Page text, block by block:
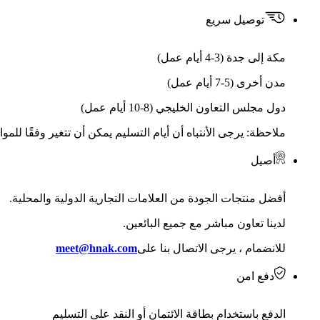
توصيل سريع
مكة إلى جدة (3-4 أيام عمل)
مدن أخرى (5-7 أيام عمل)
دول مجلس التعاون الخليجي (8-10 أيام عمل)
ملاحظة: يرجى الأنتباه أن أيام التسليم يمكن أن تتغير وفقًا
أصيل
أفضل منتجات الجودة من العلامات التجارية الدولية والمحلية.
لدينا تعاون مباشر مع جميع البائعين.
للانضمام ، يرجى الاتصال بنا علىmeet@hnak.com
دفع امن
الدفع باستخدام بطاقة الائتمان أو النقد على التسليم